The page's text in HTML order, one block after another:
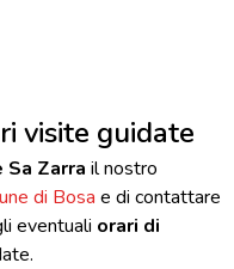
visite guidate
Zarra il nostro
di Bosa e di contattare
eventuali orari di